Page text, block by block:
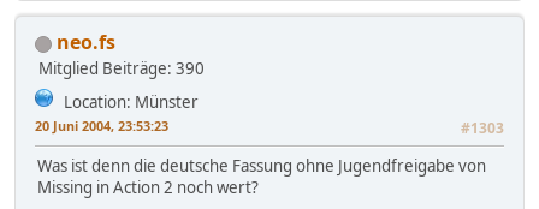
neo.fs
Mitglied Beiträge: 390
Location: Münster
20 Juni 2004, 23:53:23 #1303
Was ist denn die deutsche Fassung ohne Jugendfreigabe von
Missing in Action 2 noch wert?